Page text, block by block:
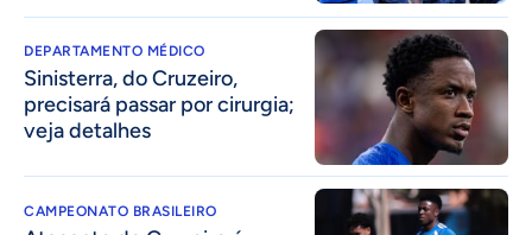
DEPARTAMENTO MÉDICO
Sinisterra, do Cruzeiro,
precisará passar por cirurgia;
veja detalhes
CAMPEONATO BRASILEIRO